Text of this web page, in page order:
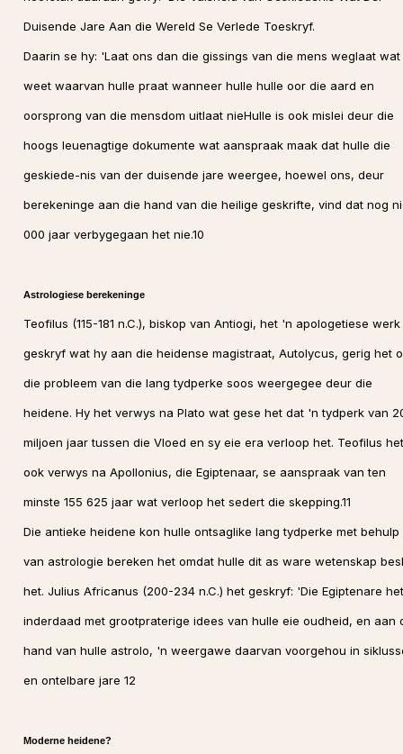
Duisende Jare Aan die Wereld Se Verlede Toeskryf.
Daarin se hy: 'Laat ons dan die gissings van die mens weglaat wat
weet waarvan hulle praat wanneer hulle hulle oor die aard en
oorsprong van die mensdom uitlaat nieHulle is ook mislei deur die
hoogs leuenagtige dokumente wat aanspraak maak dat hulle die
geskiede-nis van der duisende jare weergee, hoewel ons, deur
berekeninge aan die hand van die heilige geskrifte, vind dat nog
000 jaar verbygegaan het nie.10
Astrologiese berekeninge
Teofilus (115-181 n.C.), biskop van Antiogi, het 'n apologetiese werk
geskryf wat hy aan die heidense magistraat, Autolycus, gerig het
die probleem van die lang tydperke soos weergegee deur die
heidene. Hy het verwys na Plato wat gese het dat 'n tydperk van
miljoen jaar tussen die Vloed en sy eie era verloop het. Teofilus het
ook verwys na Apollonius, die Egiptenaar, se aanspraak van ten
minste 155 625 jaar wat verloop het sedert die skepping.11
Die antieke heidene kon hulle ontsaglike lang tydperke met behulp
van astrologie bereken het omdat hulle dit as ware wetenskap
het. Julius Africanus (200-234 n.C.) het geskryf: 'Die Egiptenare het
inderdaad met grootpraterige idees van hulle eie oudheid, en aan
hand van hulle astrolo, 'n weergawe daarvan voorgehou in
en ontelbare jare 12
Moderne heidene?